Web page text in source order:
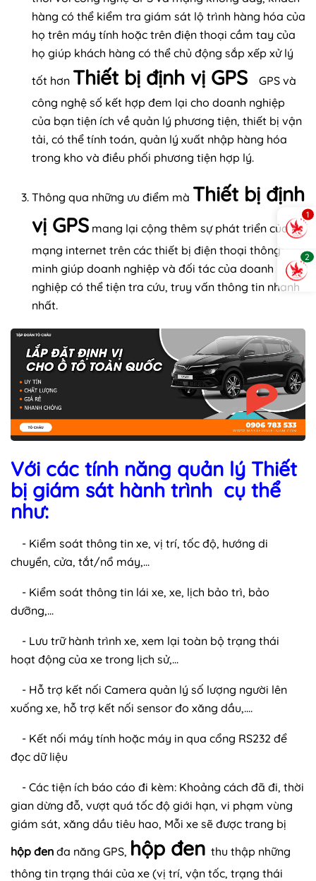
hàng có thể kiểm tra giám sát lộ trình hàng hóa của
họ trên máy tính hoặc trên điện thoại cầm tay của
họ giúp khách hàng có thể chủ động sắp xếp xử lý
tốt hơn Thiết bị định vị GPS GPS và
công nghệ số kết hợp đem lại cho doanh nghiệp
của bạn tiện ích về quản lý phương tiện, thiết bị vận
tải, có thể tính toán, quản lý xuất nhập hàng hóa
trong kho và điều phối phương tiện hợp lý.
Thông qua những ưu điểm mà Thiết bị định
vị GPS mang lại cộng thêm sự phát triển của
mạng internet trên các thiết bị điện thoại thông
minh giúp doanh nghiệp và đối tác của doanh
nghiệp có thể tiện tra cứu, truy vấn thông tin nhanh
nhất.
Với các tính năng quản lý Thiết
bị giám sát hành trình cụ thể
như:
- Kiểm soát thông tin xe, vị trí, tốc độ, hướng di
chuyển, cửa, tắt/nổ máy,...
- Kiểm soát thông tin lái xe, xe, lịch bảo trì, bảo
dưỡng,...
- Lưu trữ hành trình xe, xem lại toàn bộ trạng thái
hoạt động của xe trong lịch sử,...
- Hỗ trợ kết nối Camera quản lý số lượng người lên
xuống xe, hỗ trợ kết nối sensor đo xăng dầu,....
- Kết nối máy tính hoặc máy in qua cổng RS232 để
đọc dữ liệu
- Các tiện ích báo cáo đi kèm: Khoảng cách đã đi, thời
gian dừng đỗ, vượt quá tốc độ giới hạn, vi phạm vùng
giám sát, xăng dầu tiêu hao, Mỗi xe sẽ được trang bị
hộp đen đa năng GPS, hộp đen thu thập những
thông tin trạng thái của xe (vị trí, vận tốc, trạng thái
1
2